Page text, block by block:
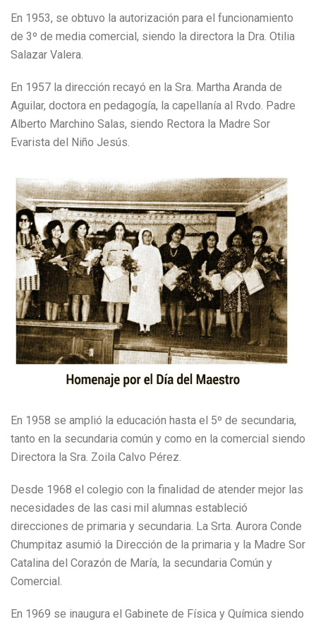
En 1953, se obtuvo la autorización para el funcionamiento
de 3º de media comercial, siendo la directora la Dra. Otilia
Salazar Valera.
En 1957 la dirección recayó en la Sra. Martha Aranda de
Aguilar, doctora en pedagogía, la capellanía al Rvdo. Padre
Alberto Marchino Salas, siendo Rectora la Madre Sor
Evarista del Niño Jesús.
En 1958 se amplió la educación hasta el 5º de secundaria,
tanto en la secundaria común y como en la comercial siendo
Directora la Sra. Zoila Calvo Pérez.
Desde 1968 el colegio con la finalidad de atender mejor las
necesidades de las casi mil alumnas estableció
direcciones de primaria y secundaria. La Srta. Aurora Conde
Chumpitaz asumió la Dirección de la primaria y la Madre Sor
Catalina del Corazón de María, la secundaria Común y
Comercial.
En 1969 se inaugura el Gabinete de Física y Química siendo